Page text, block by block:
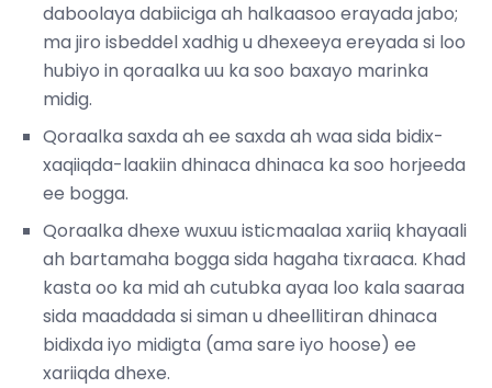
daboolaya dabiiciga ah halkaasoo erayada jabo;
ma jiro isbeddel xadhig u dhexeeya ereyada si loo
hubiyo in qoraalka uu ka soo baxayo marinka
midig.
Qoraalka saxda ah ee saxda ah waa sida bidix-
xaqiiqda-laakiin dhinaca dhinaca ka soo horjeeda
ee bogga.
Qoraalka dhexe wuxuu isticmaalaa xariiq khayaali
ah bartamaha bogga sida hagaha tixraaca. Khad
kasta oo ka mid ah cutubka ayaa loo kala saaraa
sida maaddada si siman u dheellitiran dhinaca
bidixda iyo midigta (ama sare iyo hoose) ee
xariiqda dhexe.